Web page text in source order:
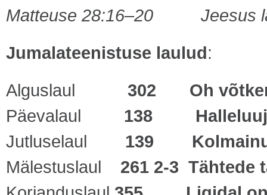
Matteuse 28:16–20 Jeesus
Jumalateenistuse laulud:
Alguslaul 302 Oh
Päevalaul 138
Jutluselaul 139
Mälestuslaul 261 2-3 Tähtede